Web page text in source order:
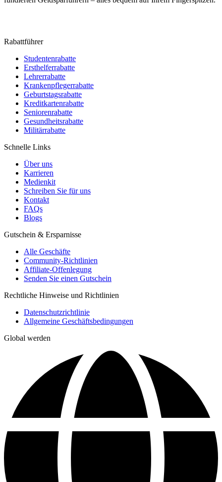
Rabattführer
Studentenrabatte
Ersthelferrabatte
Lehrerrabatte
Krankenpflegerrabatte
Geburtstagsrabatte
Kreditkartenrabatte
Seniorenrabatte
Gesundheitsrabatte
Militärrabatte
Schnelle Links
Über uns
Karrieren
Medienkit
Schreiben Sie für uns
Kontakt
FAQs
Blogs
Gutschein & Ersparnisse
Alle Geschäfte
Community-Richtlinien
Affiliate-Offenlegung
Senden Sie einen Gutschein
Rechtliche Hinweise und Richtlinien
Datenschutzrichtlinie
Allgemeine Geschäftsbedingungen
Global werden